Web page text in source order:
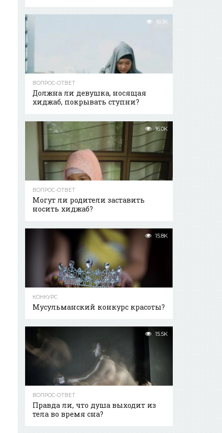
16.1K
ВОПРОС-ОТВЕТ
Должна ли девушка, носящая
хиджаб, покрывать ступни?
16.0K
ВОПРОС-ОТВЕТ
Могут ли родители заставить
носить хиджаб?
15.8K
КОНКУРС
Мусульманский конкурс красоты?
15.5K
ВОПРОС-ОТВЕТ
Правда ли, что душа выходит из
тела во время сна?